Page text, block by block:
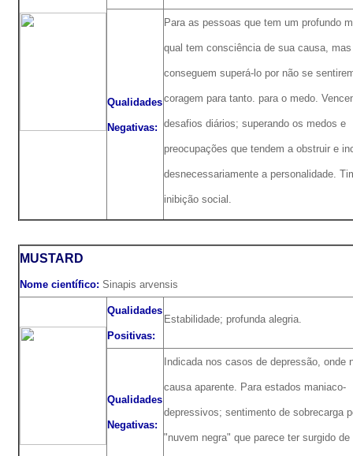
Qualidades
Negativas:
Para as pessoas que tem um profundo
qual tem consciência de sua causa, mas
conseguem superá-lo por não se
coragem para tanto. para o medo.
desafios diários; superando os medos e
preocupações que tendem a obstruir e
desnecessariamente a personalidade.
inibição social.
MUSTARD
Nome científico: Sinapis arvensis
Qualidades
Positivas:
Estabilidade; profunda alegria.
Qualidades
Negativas:
Indicada nos casos de depressão, onde
causa aparente. Para estados maniaco-
depressivos; sentimento de sobrecarga
"nuvem negra" que parece ter surgido de